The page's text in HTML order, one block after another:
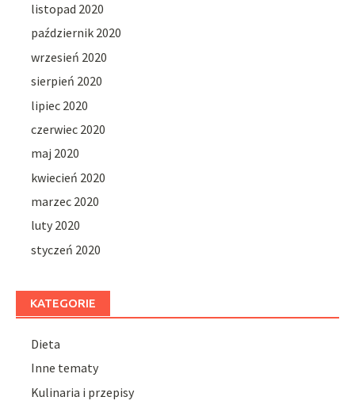
listopad 2020
październik 2020
wrzesień 2020
sierpień 2020
lipiec 2020
czerwiec 2020
maj 2020
kwiecień 2020
marzec 2020
luty 2020
styczeń 2020
KATEGORIE
Dieta
Inne tematy
Kulinaria i przepisy